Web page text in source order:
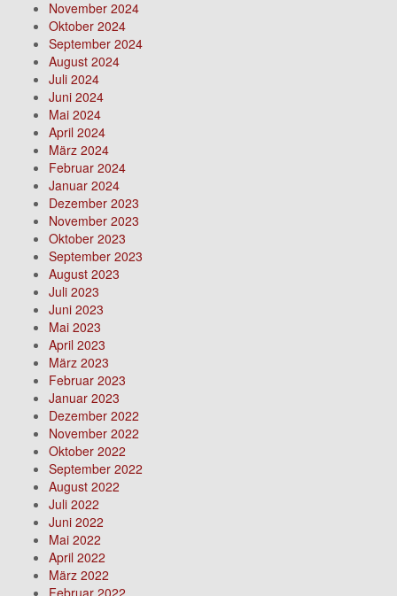
November 2024
Oktober 2024
September 2024
August 2024
Juli 2024
Juni 2024
Mai 2024
April 2024
März 2024
Februar 2024
Januar 2024
Dezember 2023
November 2023
Oktober 2023
September 2023
August 2023
Juli 2023
Juni 2023
Mai 2023
April 2023
März 2023
Februar 2023
Januar 2023
Dezember 2022
November 2022
Oktober 2022
September 2022
August 2022
Juli 2022
Juni 2022
Mai 2022
April 2022
März 2022